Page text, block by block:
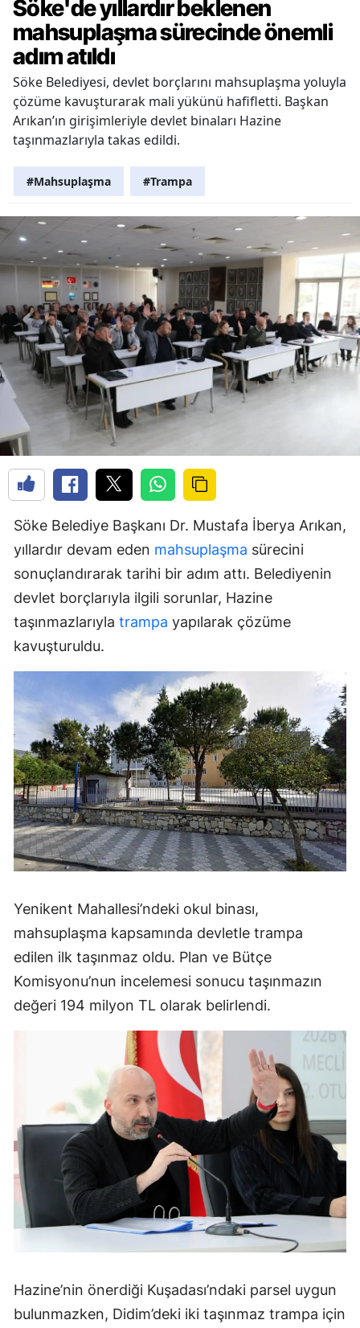
Söke'de yıllardır beklenen
mahsuplaşma sürecinde önemli
adım atıldı
Söke Belediyesi, devlet borçlarını mahsuplaşma yoluyla
çözüme kavuşturarak mali yükünü hafifletti. Başkan
Arıkan’ın girişimleriyle devlet binaları Hazine
taşınmazlarıyla takas edildi.
#Mahsuplaşma #Trampa
Söke Belediye Başkanı Dr. Mustafa İberya Arıkan,
yıllardır devam eden mahsuplaşma sürecini
sonuçlandırarak tarihi bir adım attı. Belediyenin
devlet borçlarıyla ilgili sorunlar, Hazine
taşınmazlarıyla trampa yapılarak çözüme
kavuşturuldu.
Yenikent Mahallesi’ndeki okul binası,
mahsuplaşma kapsamında devletle trampa
edilen ilk taşınmaz oldu. Plan ve Bütçe
Komisyonu’nun incelemesi sonucu taşınmazın
değeri 194 milyon TL olarak belirlendi.
Hazine’nin önerdiği Kuşadası’ndaki parsel uygun
bulunmazken, Didim’deki iki taşınmaz trampa için